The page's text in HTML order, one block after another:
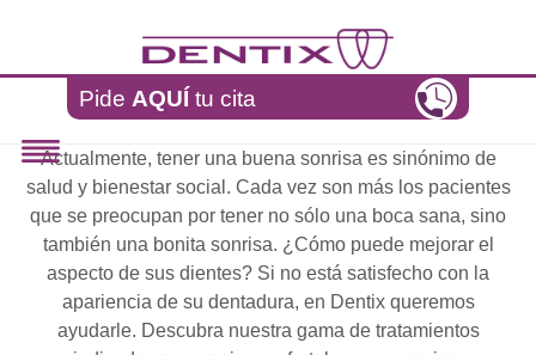
Pide AQUÍ tu cita
Actualmente, tener una buena sonrisa es sinónimo de
salud y bienestar social. Cada vez son más los pacientes
que se preocupan por tener no sólo una boca sana, sino
también una bonita sonrisa. ¿Cómo puede mejorar el
aspecto de sus dientes? Si no está satisfecho con la
apariencia de su dentadura, en Dentix queremos
ayudarle. Descubra nuestra gama de tratamientos